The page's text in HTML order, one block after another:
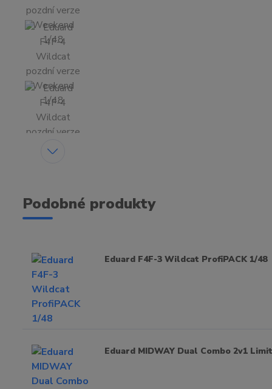
Podobné produkty
Eduard F4F-3 Wildcat ProfiPACK 1/48
Eduard MIDWAY Dual Combo 2v1